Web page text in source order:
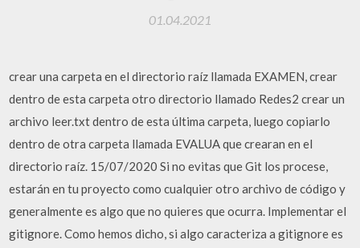
01.04.2021
crear una carpeta en el directorio raíz llamada EXAMEN, crear
dentro de esta carpeta otro directorio llamado Redes2 crear un
archivo leer.txt dentro de esta última carpeta, luego copiarlo
dentro de otra carpeta llamada EVALUA que crearan en el
directorio raíz. 15/07/2020 Si no evitas que Git los procese,
estarán en tu proyecto como cualquier otro archivo de código y
generalmente es algo que no quieres que ocurra. Implementar el
gitignore. Como hemos dicho, si algo caracteriza a gitignore es